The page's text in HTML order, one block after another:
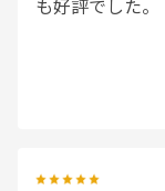
も好評でした。